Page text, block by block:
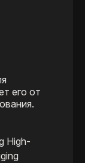
его от
High-